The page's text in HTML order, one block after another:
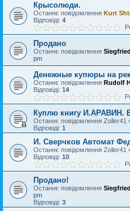
Крысолюди.
Останнє повідомлення Kurt
Відповіді: 4
Продано
Останнє повідомлення
pm
Денежные купюры на
Останнє повідомлення Rudolf
Відповіді: 14
Куплю книгу
Останнє повідомлення Zoller41
Відповіді: 1
И. Сверчков Автомат
Останнє повідомлення Zoller41
Відповіді: 10
Продано!
Останнє повідомлення
pm
Відповіді: 3